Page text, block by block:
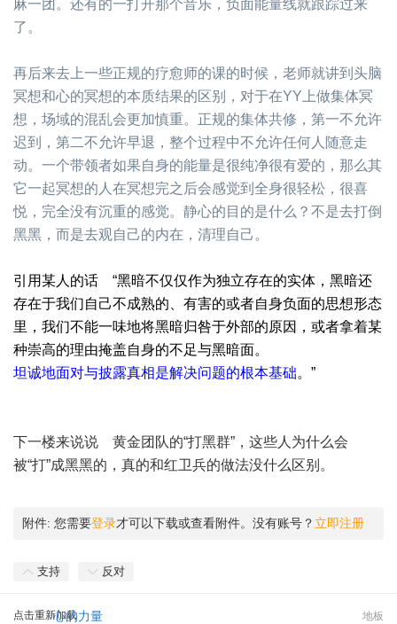
麻一团。还有的一打开那个音乐，负面能量线就跟踪过来
了。
再后来去上一些正规的疗愈师的课的时候，老师就讲到头脑
冥想和心的冥想的本质结果的区别，对于在YY上做集体冥
想，场域的混乱会更加慎重。正规的集体共修，第一不允许
迟到，第二不允许早退，整个过程中不允许任何人随意走
动。一个带领者如果自身的能量是很纯净很有爱的，那么其
它一起冥想的人在冥想完之后会感觉到全身很轻松，很喜
悦，完全没有沉重的感觉。静心的目的是什么？不是去打倒
黑黑，而是去观自己的内在，清理自己。
引用某人的话 “黑暗不仅仅作为独立存在的实体，黑暗还
存在于我们自己不成熟的、有害的或者自身负面的思想形态
里，我们不能一味地将黑暗归咎于外部的原因，或者拿着某
种崇高的理由掩盖自身的不足与黑暗面。
坦诚地面对与披露真相是解决问题的根本基础。”
下一楼来说说 黄金团队的“打黑群”，这些人为什么会
被“打”成黑黑的，真的和红卫兵的做法没什么区别。
附件: 您需要登录才可以下载或查看附件。没有账号？ 立即注册
支持 反对
点击重新加载 地板
心的力量